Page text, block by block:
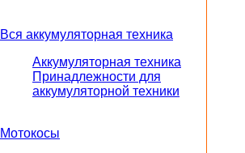
Вся аккумуляторная техника
Аккумуляторная техника
Принадлежности для
аккумуляторной техники
Мотокосы